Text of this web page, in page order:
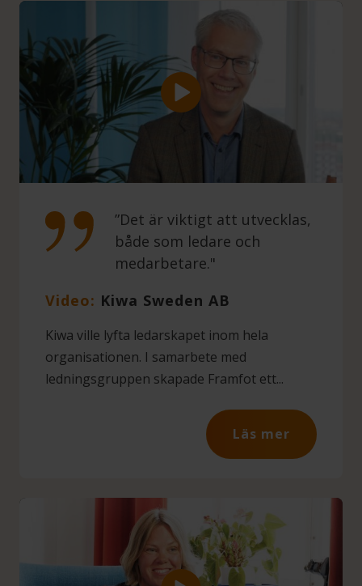
”Det är viktigt att utvecklas,
både som ledare och
medarbetare."
Video: Kiwa Sweden AB
Kiwa ville lyfta ledarskapet inom hela
organisationen. I samarbete med
ledningsgruppen skapade Framfot ett...
Läs mer